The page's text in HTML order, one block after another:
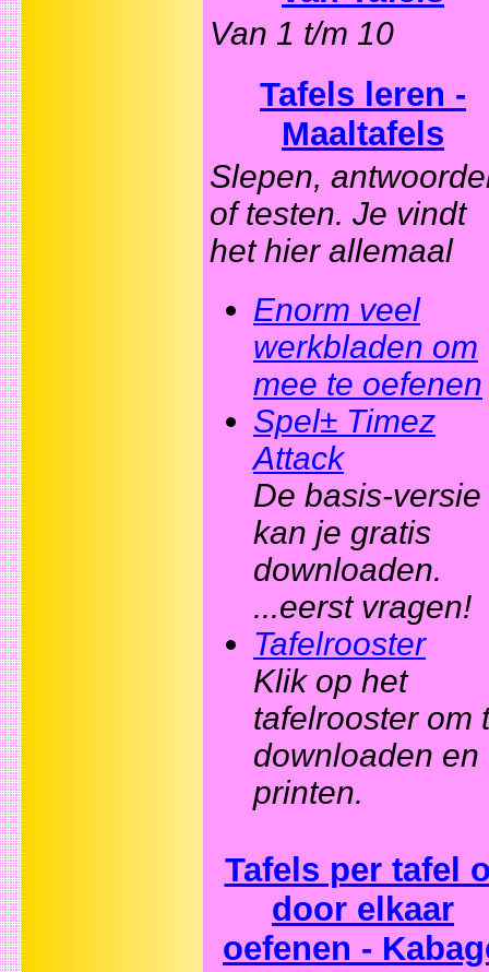
Van 1 t/m 10
Tafels leren -
Maaltafels
Slepen,
of testen. Je vindt
het hier allemaal
Enorm veel
werkbladen om
mee te oefenen
Spel± Timez
Attack
De basis-versie
kan je gratis
downloaden.
...eerst vragen!
Tafelrooster
Klik op het
tafelrooster om
downloaden en
printen.
Tafels per tafel
door elkaar
oefenen -